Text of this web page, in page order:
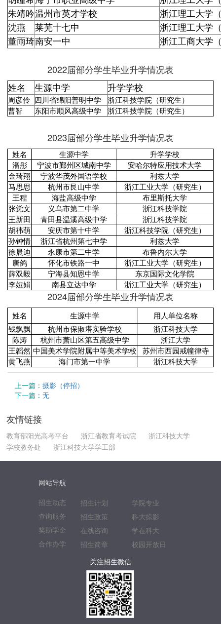
朱靖吟温州市英才学校
浙江理工大学
沈燕
莱芜十七中
浙江理工大学
董雨琦南安一中 浙江工商大学
2022届部分学生毕业升学情况表
姓名 生源中学 升学学校
周彦伶 四川省绵阳普明中学
浙江科技学院（研究生）
曹智
东阳市顺风高级中学 浙江科技学院（研究生）
2023届部分学生毕业升学情况表
姓名 生源中学
升学学校
潘彤
宁波市鄞州区城南中学
安哈尔特应用技术大学
金琦翔
宁波华茂外国语学校
利兹大学
马思思
杭州市艮山中学
浙江工业大学（研究生）
王程
海盐高级中学
布里斯托大学
张觉文
义乌市第二中学
浙江科技学院
王新田
青田县温溪高级中学
浙江科技学院
胡祎萌
安庆市第十中学
浙江科技学院（研究生）
孙钟情
浙江省杭州第七中学
利兹大学
徐晨迪
永康市第二中学
布鲁内尔大学
唐鸽
怀化市铁路一中
浙江工业大学（研究生）
薛双毅
宁海县知恩中学
东京国际文化学院
李娅娟
南县立达中学 浙江工业大学（研究生）
2024届部分学生毕业升学情况表
姓名 生源中学
用人单位名称
钱飘飘
杭州市保俶塔实验学校
浙江科技大学
陈涛
杭州市萧山区第五高级中学
浙江大学
王韜然 中国美术学院附属中等美术学校
苏州市西园戒幢律寺
黄飞燕
海门市第一中学 浙江科技大学
上一篇： 摄影（停招）
下一篇： 无
友情链接
教育部阳光高考平台 浙江省教育考试院
浙江科技大学
学校教务处
浙江科技大学学工部
网站导航
招生动态
查询服务
奖助学金
合作办学
招生计划
招生政策
在线咨询
招生简章
学院专业
科大掠影
学在科大
校园开放日
关注招生微信